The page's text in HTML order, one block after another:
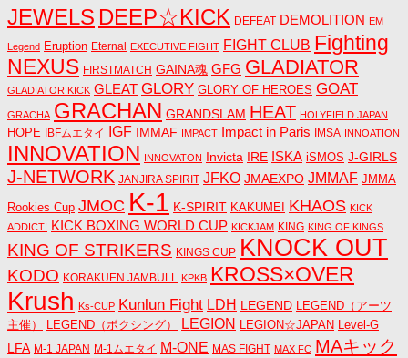
JEWELS DEEP☆KICK DEFEAT DEMOLITION EM
Legend Eruption Eternal EXECUTIVE FIGHT FIGHT CLUB Fighting
NEXUS FIRSTMATCH GAINA魂 GFG GLADIATOR
GLADIATOR KICK GLEAT GLORY GLORY OF HEROES GOAT
GRACHA GRACHAN GRANDSLAM HEAT HOLYFIELD JAPAN
HOPE IBFムエタイ IGF IMMAF IMPACT Impact in Paris IMSA INNOATION
INNOVATION INNOVATON Invicta IRE ISKA iSMOS J-GIRLS
J-NETWORK JANJIRA SPIRIT JFKO JMAEXPO JMMAF JMMA
Rookies Cup JMOC K-1 K-SPIRIT KAKUMEI KHAOS KICK
ADDICT! KICK BOXING WORLD CUP KICKJAM KING KING OF KINGS
KING OF STRIKERS KINGS CUP KNOCK OUT
KODO KORAKUEN JAMBULL KPKB KROSS×OVER
Krush Ks-CUP Kunlun Fight LDH LEGEND LEGEND（アーツ
主催）
LEGEND（ボクシング） LEGION LEGION☆JAPAN Level-G
LFA M-1 JAPAN M-1ムエタイ M-ONE MAS FIGHT MAX FC MAキック